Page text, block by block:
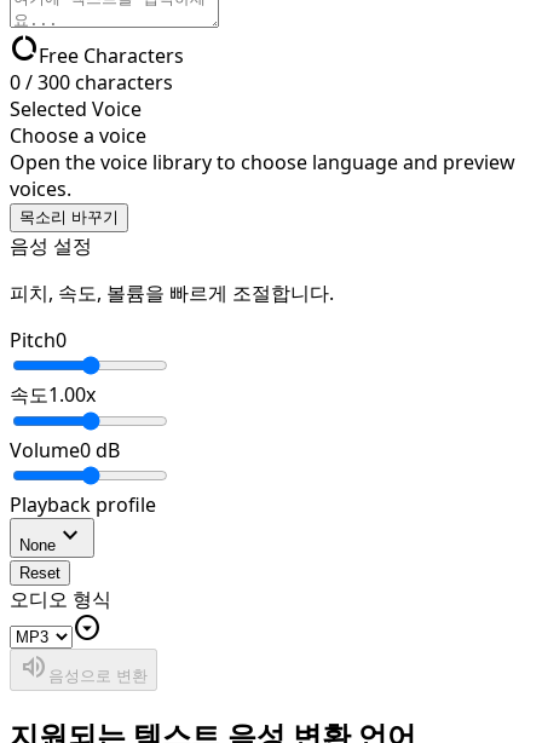
data_usageFree Characters
0/300characters
Selected Voice
Choose a voice
Open the voice library to choose language and preview
voices.
목소리 바꾸기
음성 설정
피치, 속도, 볼륨을 빠르게 조절합니다.
Pitch0
속도1.00x
Volume0dB
Playback profile
None expand_more
Reset
오디오 형식
arrow_drop_down_circle
volume_up 음성으로 변환